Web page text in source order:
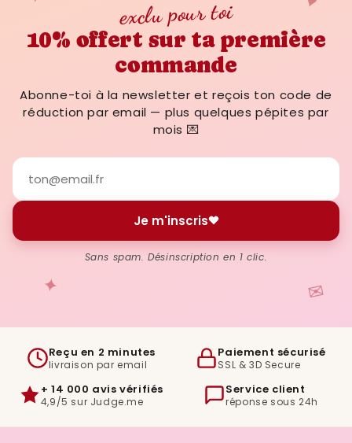
✦ ✉
exclu pour toi
10% offert sur ta première
commande
Abonne-toi à la newsletter et reçois ton code de
réduction par email — plus quelques pépites par
mois 💌
Je m'inscris
Sans spam. Désinscription en 1 clic.
Reçu en 2 minutes
livraison par email
Paiement sécurisé
SSL & 3D Secure
+ 14 000 avis vérifiés
4,9/5 sur Judge.me
Service client
réponse sous 24h